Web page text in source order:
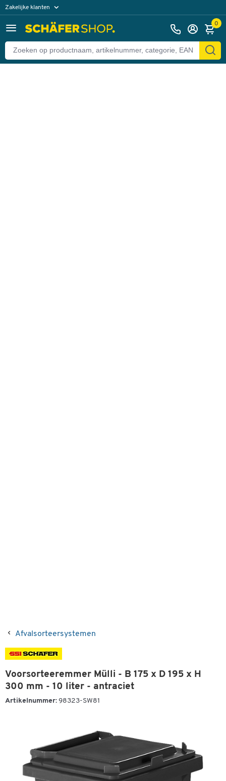
Zakelijke klanten
Particuliere klanten 0
Afvalsorteersystemen
Voorsorteeremmer Mülli - B 175 x D 195 x H
300 mm - 10 liter - antraciet
Artikelnummer: 98323-SW81
Terug